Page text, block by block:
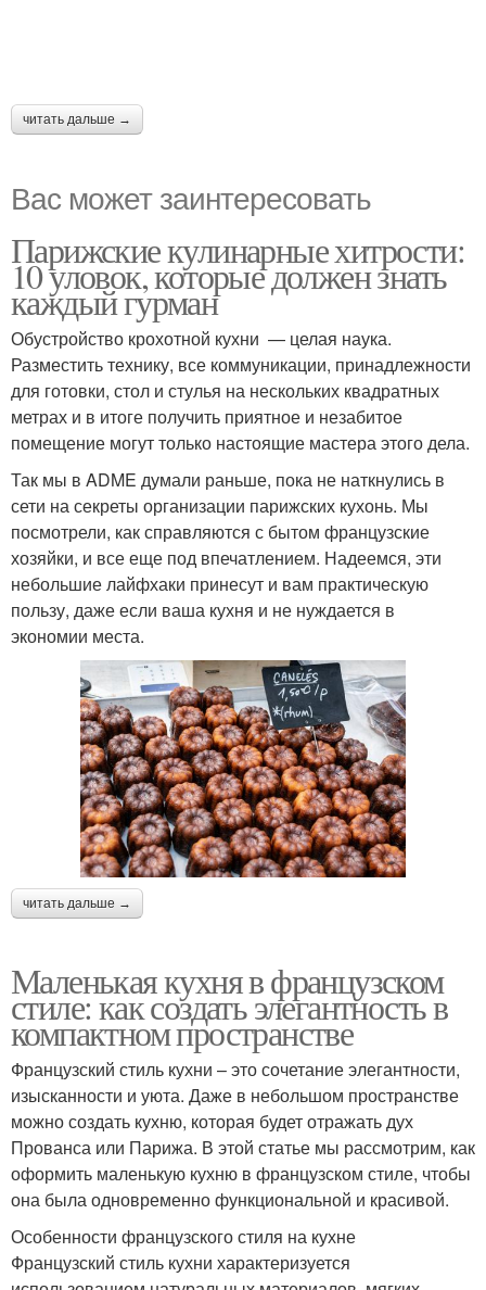
читать дальше →
Вас может заинтересовать
Парижские кулинарные хитрости:
10 уловок, которые должен знать
каждый гурман
Обустройство крохотной кухни — целая наука.
Разместить технику, все коммуникации, принадлежности
для готовки, стол и стулья на нескольких квадратных
метрах и в итоге получить приятное и незабитое
помещение могут только настоящие мастера этого дела.
Так мы в ADME думали раньше, пока не наткнулись в
сети на секреты организации парижских кухонь. Мы
посмотрели, как справляются с бытом французские
хозяйки, и все еще под впечатлением. Надеемся, эти
небольшие лайфхаки принесут и вам практическую
пользу, даже если ваша кухня и не нуждается в
экономии места.
читать дальше →
Маленькая кухня в французском
стиле: как создать элегантность в
компактном пространстве
Французский стиль кухни – это сочетание элегантности,
изысканности и уюта. Даже в небольшом пространстве
можно создать кухню, которая будет отражать дух
Прованса или Парижа. В этой статье мы рассмотрим, как
оформить маленькую кухню в французском стиле, чтобы
она была одновременно функциональной и красивой.
Особенности французского стиля на кухне
Французский стиль кухни характеризуется